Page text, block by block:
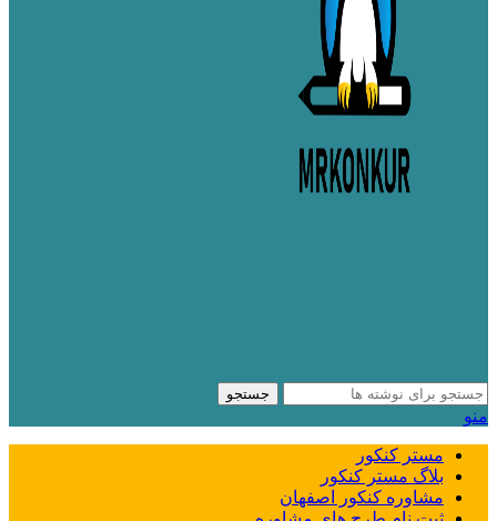
جستجو
منو
مستر کنکور
بلاگ مستر کنکور
مشاوره کنکور اصفهان